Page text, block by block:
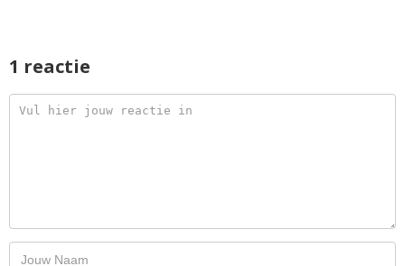
1 reactie